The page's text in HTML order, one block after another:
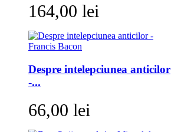
164,00 lei
Despre intelepciunea anticilor
-...
66,00 lei